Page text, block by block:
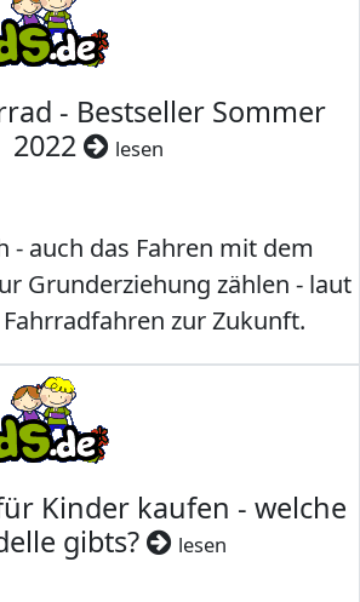
- Bestseller Sommer
2022
lesen
- auch das Fahren mit dem
Grunderziehung zählen - laut
zur Zukunft.
Kinder kaufen - welche
gibts?
lesen